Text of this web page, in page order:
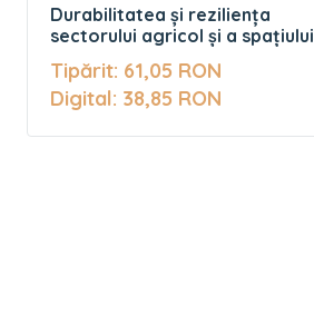
Durabilitatea și reziliența
sectorului agricol și a spațiului
Tipărit: 61,05 RON
Digital: 38,85 RON